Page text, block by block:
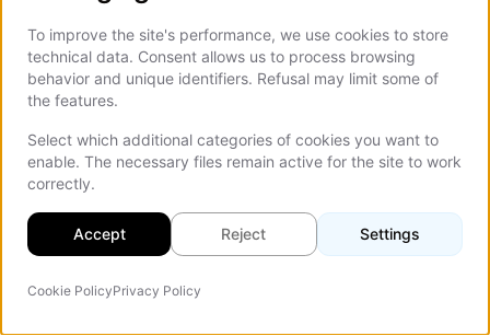
Fünf Tage mit Claude Design:
Wir gehen nicht zurück
Design zu arbeiten, zwei Tage nachdem es öffentlich
wurde. Fünf Tage später ist das keine Rezension von
etwas, das wir integrieren.
vernünftigen, mit-verschränkten-Armen-Art, die
To improve the site's performance, we use cookies to store
technical data. Consent allows us to process browsing
behavior and unique identifiers. Refusal may limit some of
the features.
Select which additional categories of cookies you want to
enable. The necessary files remain active for the site to work
correctly.
Accept Reject Settings
Cookie PolicyPrivacy Policy